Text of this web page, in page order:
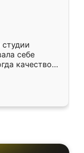
себе
качеством
уже почти